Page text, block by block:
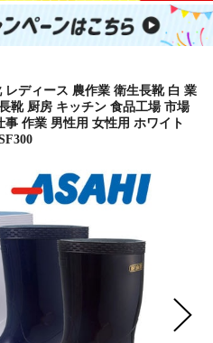
ディース 農作業 衛生長靴 白 業
靴 厨房 キッチン 食品工場 市場
作業 男性用 女性用 ホワイト